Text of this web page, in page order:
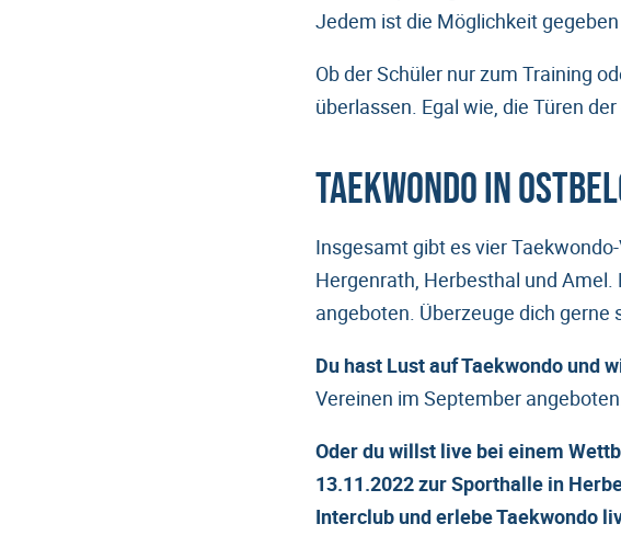
Jedem ist die Möglichkeit
Ob der Schüler nur zum Training
überlassen. Egal wie, die Türen
Taekwondo in
Insgesamt gibt es vier
Hergenrath, Herbesthal und
angeboten. Überzeuge dich gerne
Du hast Lust auf Taekwondo und
Vereinen im September
Oder du willst live bei einem
13.11.2022 zur Sporthalle in
Interclub und erlebe Taekwondo